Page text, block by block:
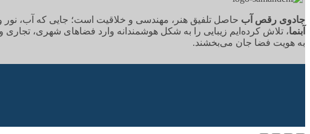
جادوی رقص آب حاصل تلفیق هنر، مهندسی و خلاقیت است؛ جایی که آب، نور و
آبنما، تلاش کرده‌ایم زیبایی را به شکل هوشمندانه وارد فضاهای شهری، تجاری
به هویت فضا جان می‌بخشند.